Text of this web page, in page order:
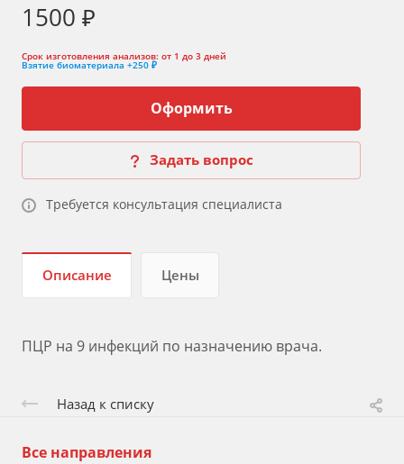
1500 ₽
Срок изготовления анализов: от 1 до 3 дней
Взятие биоматериала +250 ₽
Оформить
Задать вопрос
Требуется консультация специалиста
Описание Цены
ПЦР на 9 инфекций по назначению врача.
Назад к списку
Все направления